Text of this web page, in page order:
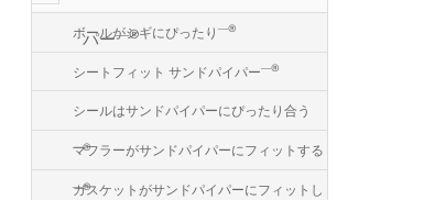
パー―®
ボールがシギにぴったり ―®
シートフィット サンドパイパー―®
シールはサンドパイパーにぴったり合う
―®
マフラーがサンドパイパーにフィットする
―®
ガスケットがサンドパイパーにフィットし